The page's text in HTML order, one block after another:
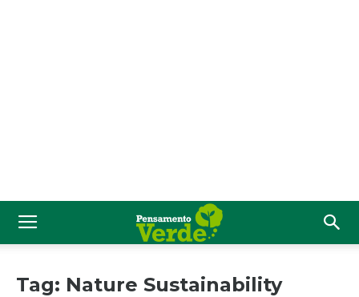
Tag: Nature Sustainability